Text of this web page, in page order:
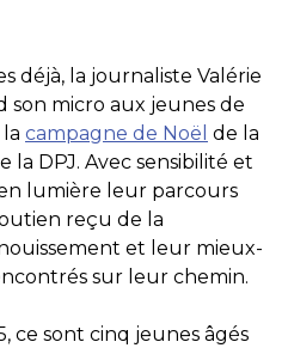
déjà, la journaliste Valérie
son micro aux jeunes de
campagne de Noël de la
la DPJ. Avec sensibilité et
lumière leur parcours
reçu de la
et leur mieux-
sur leur chemin.
ce sont cinq jeunes âgés